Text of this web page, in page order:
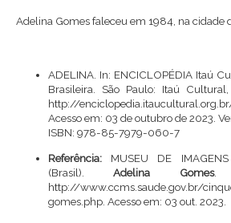
Adelina Gomes faleceu em 1984, na cidade
ADELINA. In: ENCICLOPÉDIA Itaú
Brasileira. São Paulo: Itaú
http://
Acesso em: 03 de outubro de 2023.
ISBN: 978-85-7979-060-7
Referência: MUSEU DE
(Brasil).Adelina Gomes.
http://www.ccms.saude.gov.br/
gomes.php . Acesso em: 03 out. 2023.